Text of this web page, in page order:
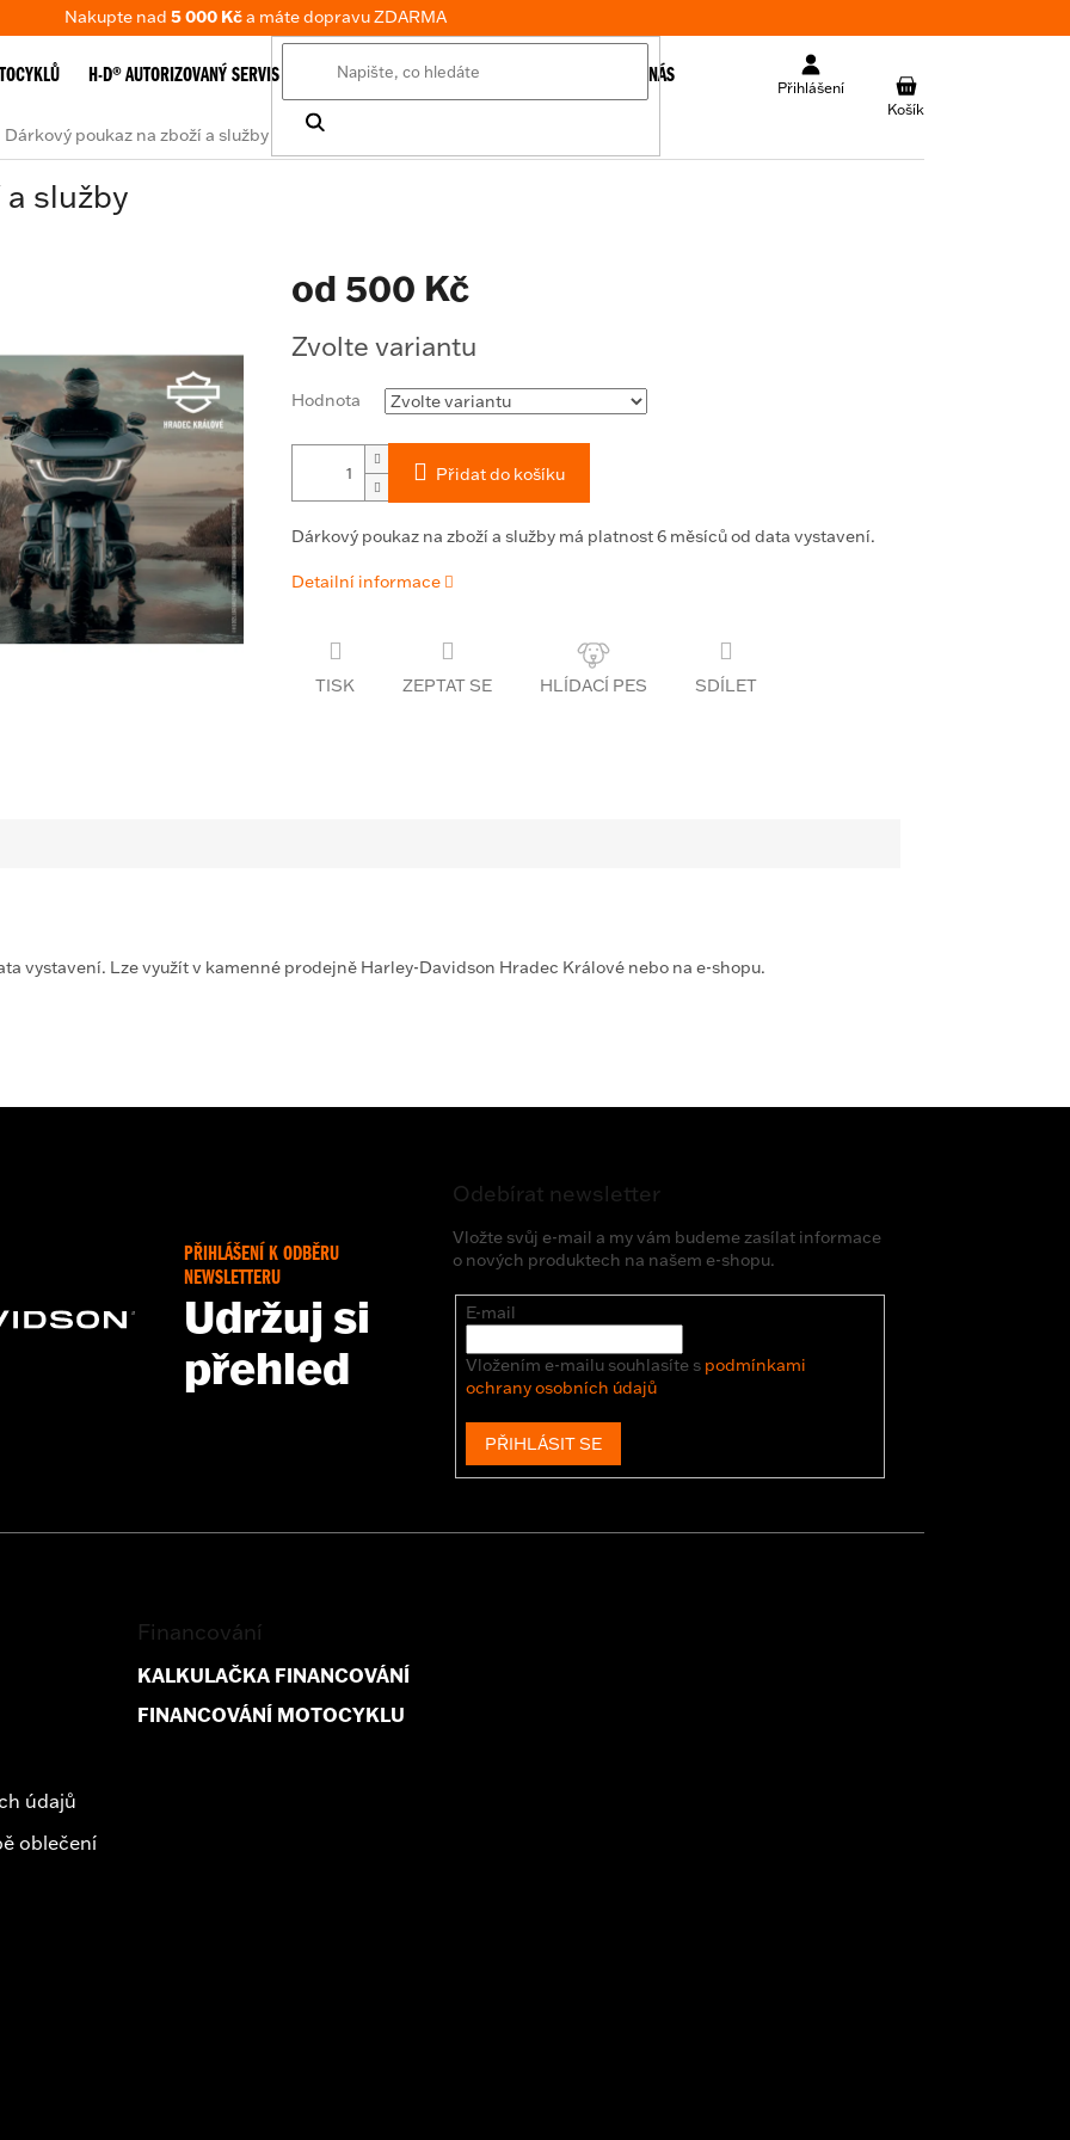
Nakupte nad 5 000 Kča máte dopravu ZDARMA
Přihlášení
NÁKUPNÍ
KOŠÍK
H-D® AUTORIZOVANÝ SERVIS E-SHOP TABULKA VELIKOSTÍ O NÁS
Dárkový poukaz na zboží a služby
služby
od 500 Kč
cena:
Zvolte variantu
Hodnota
Přidat do košíku
Dárkový poukaz na zboží a služby má platnost 6 měsíců od data vystavení.
Detailní informace
TISK ZEPTAT SE SDÍLET
vystavení. Lze využít v kamenné prodejně Harley-Davidson Hradec Králové nebo na e-shopu.
PŘIHLÁŠENÍ K ODBĚRU
NEWSLETTERU
Udržuj si
přehled
Odebírat newsletter
Vložte svůj e-mail a my vám budeme zasílat informace
o nových produktech na našem e-shopu.
E-mail
Vložením e-mailu souhlasíte s podmínkami
ochrany osobních údajů
PŘIHLÁSIT SE
údajů
oblečení
Financování
KALKULAČKA FINANCOVÁNÍ
FINANCOVÁNÍ MOTOCYKLU